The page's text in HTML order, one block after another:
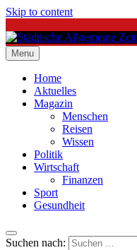
Skip to content
Städtische Allgemeine Zeitung
Menu
Home
Aktuelles
Magazin
Menschen
Reisen
Wissen
Politik
Wirtschaft
Finanzen
Sport
Gesundheit
Suchen nach: